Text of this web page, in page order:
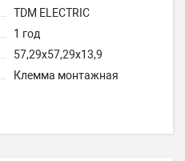
TDM ELECTRIC
1 год
57,29х57,29х13,9
Клемма монтажная